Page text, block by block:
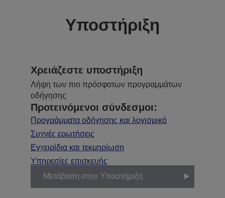
Υποστήριξη
Χρειάζεστε υποστήριξη
Λήψη των πιο πρόσφατων προγραμμάτων
οδήγησης
Προτεινόμενοι σύνδεσμοι:
Προγράμματα οδήγησης και λογισμικό
Συχνές ερωτήσεις
Εγχειρίδια και τεκμηρίωση
Υπηρεσίες επισκευής
Μετάβαση στην Υποστήριξη